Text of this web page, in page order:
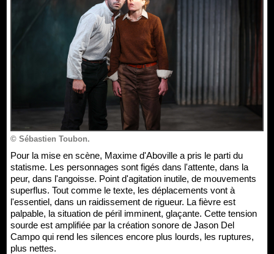
© Sébastien Toubon.
Pour la mise en scène, Maxime d'Aboville a pris le parti du
statisme. Les personnages sont figés dans l'attente, dans la
peur, dans l'angoisse. Point d'agitation inutile, de mouvements
superflus. Tout comme le texte, les déplacements vont à
l'essentiel, dans un raidissement de rigueur. La fièvre est
palpable, la situation de péril imminent, glaçante. Cette tension
sourde est amplifiée par la création sonore de Jason Del
Campo qui rend les silences encore plus lourds, les ruptures,
plus nettes.